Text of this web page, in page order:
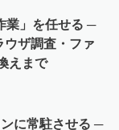
業」を任せる ─
ザ調査・ファ
えまで
に常駐させる ─